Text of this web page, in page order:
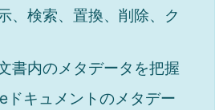
、検索、置換、削除、ク
書内のメタデータを把握
キュメントのメタデー